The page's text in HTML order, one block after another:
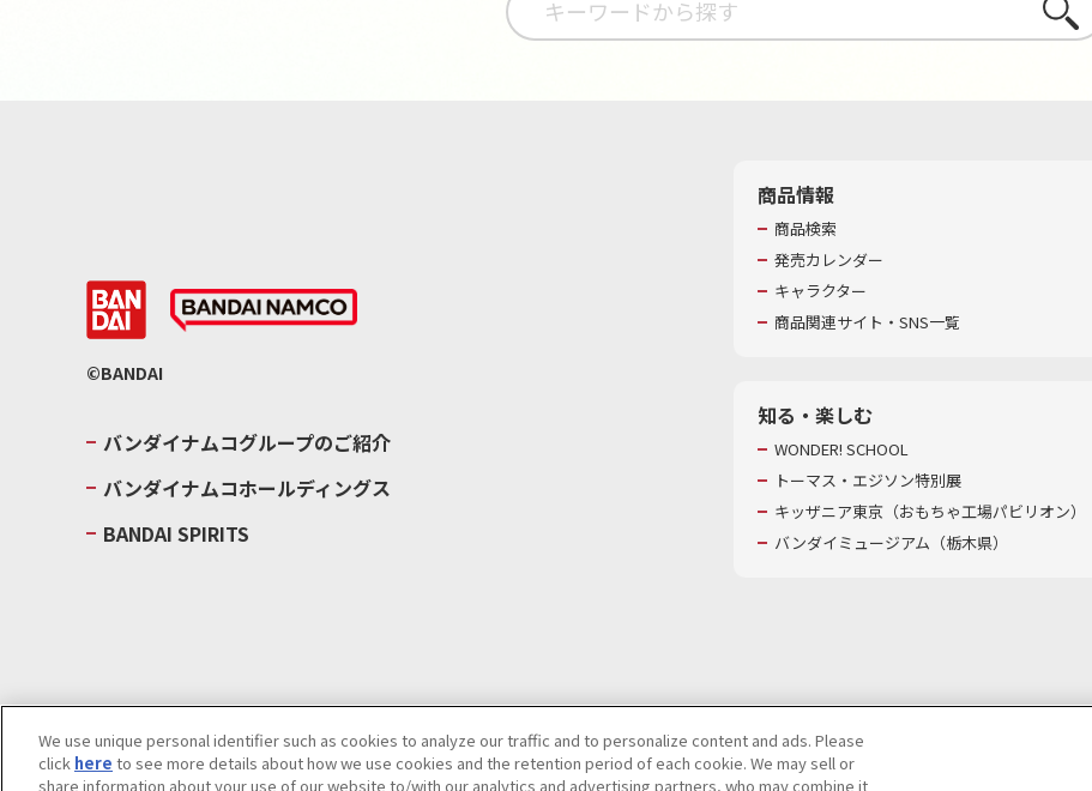
さがす
©BANDAI
バンダイナムコグループのご紹介
バンダイナムコホールディングス
BANDAI SPIRITS
商品情報
商品検索
発売カレンダー
キャラクター
商品関連サイト・SNS一覧
知る・楽しむ
WONDER! SCHOOL
トーマス・エジソン特別展
キッザニア東京（おもちゃ工場パビリオン）​
バンダイミュージアム（栃木県）
ウェブサイトご利用条件ソーシャルメディアポリシー個人情報及び特定個人情報等の取り扱いに関する保護方針
We use unique personal identifier such as cookies to analyze our traffic and to personalize content and ads. Please
click here to see more details about how we use cookies and the retention period of each cookie. We may sell or
share information about your use of our website to/with our analytics and advertising partners, who may combine it